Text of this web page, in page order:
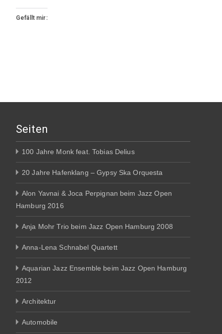
Gefällt mir:
Seiten
100 Jahre Monk feat. Tobias Delius
20 Jahre Hafenklang – Gypsy Ska Orquesta
Alon Yavnai & Joca Perpignan beim Jazz Open
Hamburg 2016
Anja Mohr Trio beim Jazz Open Hamburg 2008
Anna-Lena Schnabel Quartett
Aquarian Jazz Ensemble beim Jazz Open Hamburg
2012
Architektur
Automobile